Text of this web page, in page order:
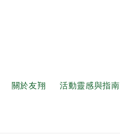
關於友翔 活動靈感與指南